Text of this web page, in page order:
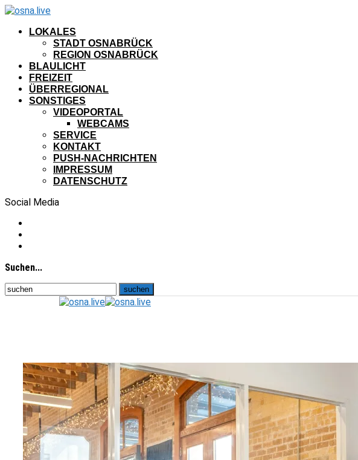
LOKALES
STADT OSNABRÜCK
REGION OSNABRÜCK
BLAULICHT
FREIZEIT
ÜBERREGIONAL
SONSTIGES
VIDEOPORTAL
WEBCAMS
SERVICE
KONTAKT
PUSH-NACHRICHTEN
IMPRESSUM
DATENSCHUTZ
Social Media
Suchen...
osna.live